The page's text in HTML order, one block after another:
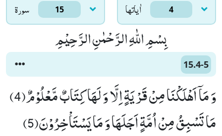
سورۃ 15 اٰياتها 4
بِسْمِ اللّٰهِ الرَّحْمٰنِ الرَّحِیْمِ
15.4-5
وَ مَاۤ اَهْلَكْنَا مِنْ قَرْیَةٍ اِلَّا وَ لَهَا كِتَابٌ مَّعْلُوْمٌ(4)
مَا تَسْبِقُ مِنْ اُمَّةٍ اَجَلَهَا وَ مَا یَسْتَاْخِرُوْنَ(5)